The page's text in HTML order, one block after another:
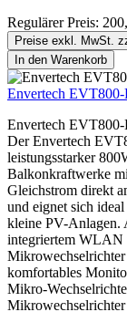
Regulärer Preis:
Preise exkl. MwSt.
In den Warenkorb
Envertech
Envertech
Der Envertech
leistungsstarker
Balkonkraftwerke
Gleichstrom direkt
und eignet sich
kleine PV-Anlagen.
integriertem WLAN
komfortables
Mikro-